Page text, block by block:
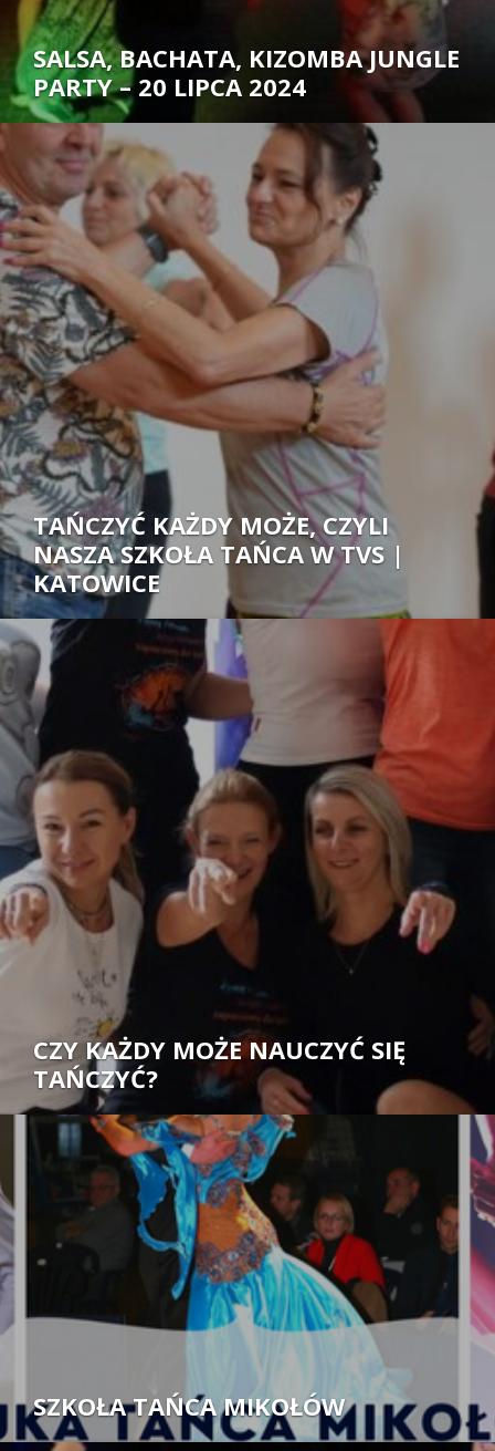
SALSA, BACHATA, KIZOMBA JUNGLE
PARTY – 20 LIPCA 2024
Autor:
TAŃCZYĆ KAŻDY MOŻE, CZYLI
NASZA SZKOŁA TAŃCA W TVS |
KATOWICE
Autor:
CZY KAŻDY MOŻE NAUCZYĆ SIĘ
TAŃCZYĆ?
Autor:
SZKOŁA TAŃCA MIKOŁÓW